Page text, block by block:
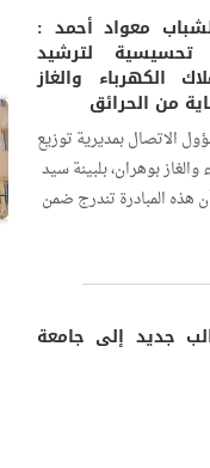
معواد أحمد :
تحسيسية لترشيد
الكهرباء والغاز
من الحرائق
الاتصال بمديرية توزيع
والغاز بوهران، بلبينة سيد
هذه المبادرة تندرج ضمن
6100 طالب جديد إلى جامعة